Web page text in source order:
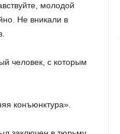
молодой
Не вникали в
человек, с которым
конъюнктура».